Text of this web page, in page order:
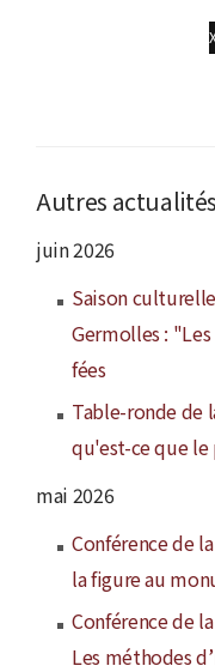
Autres actualités
juin 2026
Saison
Germolles :
fées
Table-ronde de
qu'est-ce que
mai 2026
Conférence de
la figure au
Conférence de
Les méthodes